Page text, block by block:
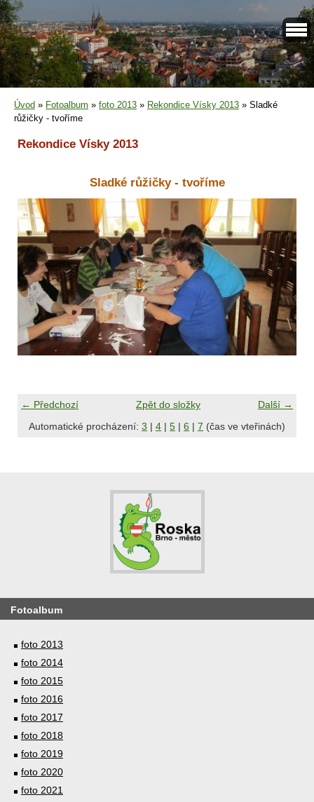
Úvod » Fotoalbum » foto 2013 » Rekondice Vísky 2013 » Sladké
růžičky - tvoříme
Rekondice Vísky 2013
Sladké růžičky - tvoříme
← Předchozí Další →
Zpět do složky
Automatické procházení: 3 | 4 | 5 | 6 | 7 (čas ve vteřinách)
Fotoalbum
foto 2013
foto 2014
foto 2015
foto 2016
foto 2017
foto 2018
foto 2019
foto 2020
foto 2021